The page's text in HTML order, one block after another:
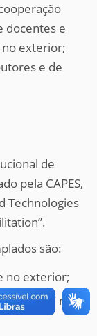
docentes e
no exterior;
e de
de
pela CAPES,
Technologies
são:
no exterior;
PIPGCF no